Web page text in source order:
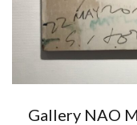
Gallery NAO